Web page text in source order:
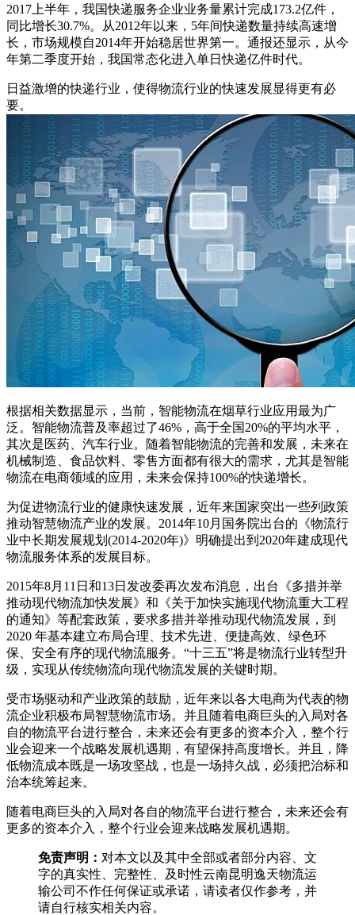
2017上半年，我国快递服务企业业务量累计完成173.2亿件，
同比增长30.7%。从2012年以来，5年间快递数量持续高速增
长，市场规模自2014年开始稳居世界第一。通报还显示，从今
年第二季度开始，我国常态化进入单日快递亿件时代。
日益激增的快递行业，使得物流行业的快速发展显得更有必
要。
根据相关数据显示，当前，智能物流在烟草行业应用最为广
泛。智能物流普及率超过了46%，高于全国20%的平均水平，
其次是医药、汽车行业。随着智能物流的完善和发展，未来在
机械制造、食品饮料、零售方面都有很大的需求，尤其是智能
物流在电商领域的应用，未来会保持100%的快递增长。
为促进物流行业的健康快速发展，近年来国家突出一些列政策
推动智慧物流产业的发展。2014年10月国务院出台的《物流行
业中长期发展规划(2014-2020年)》明确提出到2020年建成现代
物流服务体系的发展目标。
2015年8月11日和13日发改委再次发布消息，出台《多措并举
推动现代物流加快发展》和《关于加快实施现代物流重大工程
的通知》等配套政策，要求多措并举推动现代物流发展，到
2020 年基本建立布局合理、技术先进、便捷高效、绿色环
保、安全有序的现代物流服务。“十三五”将是物流行业转型升
级，实现从传统物流向现代物流发展的关键时期。
受市场驱动和产业政策的鼓励，近年来以各大电商为代表的物
流企业积极布局智慧物流市场。并且随着电商巨头的入局对各
自的物流平台进行整合，未来还会有更多的资本介入，整个行
业会迎来一个战略发展机遇期，有望保持高度增长。并且，降
低物流成本既是一场攻坚战，也是一场持久战，必须把治标和
治本统筹起来。
随着电商巨头的入局对各自的物流平台进行整合，未来还会有
更多的资本介入，整个行业会迎来战略发展机遇期。
免责声明： 对本文以及其中全部或者部分内容、文
字的真实性、完整性、及时性云南昆明逸天物流运
输公司不作任何保证或承诺，请读者仅作参考，并
请自行核实相关内容。